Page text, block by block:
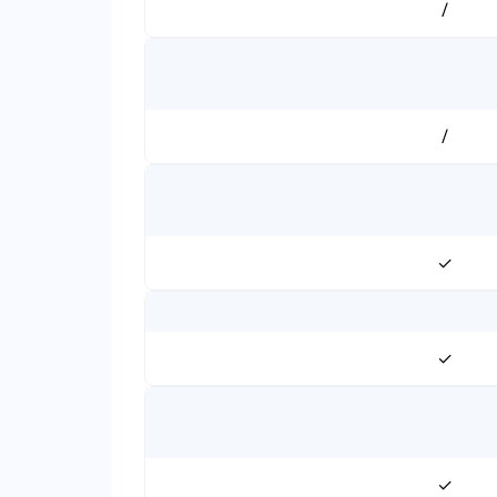
/
/
✓
✓
✓